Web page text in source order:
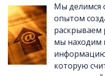
Мы делимся
опытом
раскрываем
мы находим
информацию
которую